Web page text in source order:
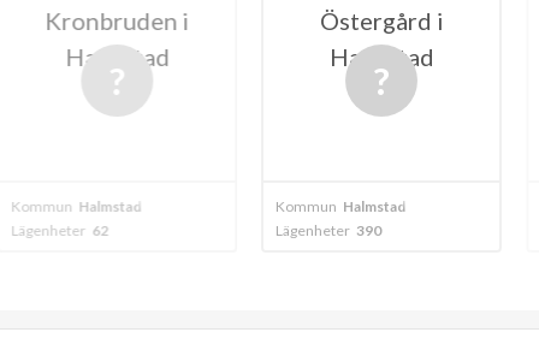
i
Östergård i
Halmstad